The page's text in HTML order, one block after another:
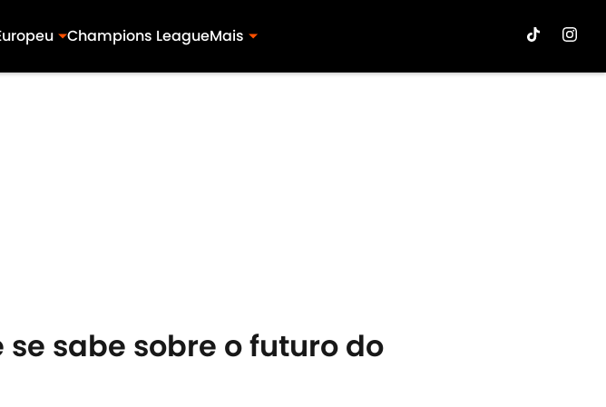
Champions LeagueMais
sabe sobre o futuro do